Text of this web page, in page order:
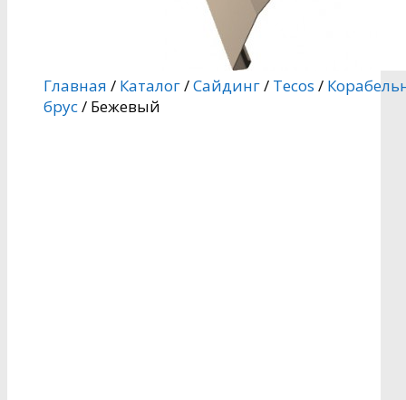
Главная / Каталог/Сайдинг/ Tecos /
брус/ Бежевый